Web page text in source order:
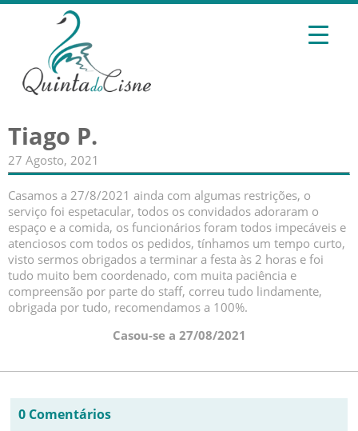
Tiago P.
27 Agosto, 2021
Casamos a 27/8/2021 ainda com algumas restrições, o
serviço foi espetacular, todos os convidados adoraram o
espaço e a comida, os funcionários foram todos impecáveis e
atenciosos com todos os pedidos, tínhamos um tempo curto,
visto sermos obrigados a terminar a festa às 2 horas e foi
tudo muito bem coordenado, com muita paciência e
compreensão por parte do staff, correu tudo lindamente,
obrigada por tudo, recomendamos a 100%.
Casou-se a 27/08/2021
0 Comentários